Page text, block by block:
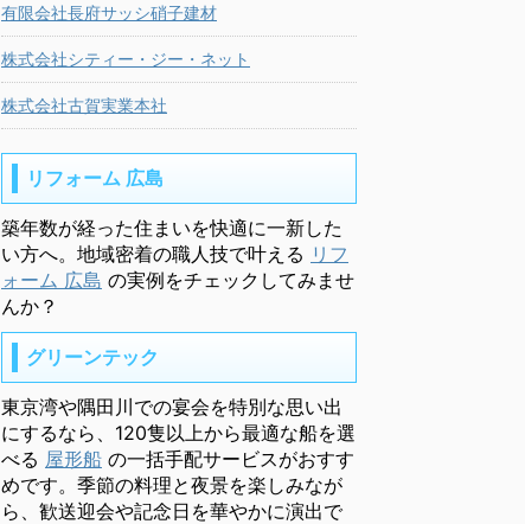
有限会社長府サッシ硝子建材
株式会社シティー・ジー・ネット
株式会社古賀実業本社
リフォーム 広島
築年数が経った住まいを快適に一新した
い方へ。地域密着の職人技で叶える リフ
ォーム 広島 の実例をチェックしてみませ
んか？
グリーンテック
東京湾や隅田川での宴会を特別な思い出
にするなら、120隻以上から最適な船を選
べる 屋形船 の一括手配サービスがおすす
めです。季節の料理と夜景を楽しみなが
ら、歓送迎会や記念日を華やかに演出で